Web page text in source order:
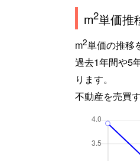
m2単価推
m2単価の推移
過去1年間や5
ります。
不動産を売買